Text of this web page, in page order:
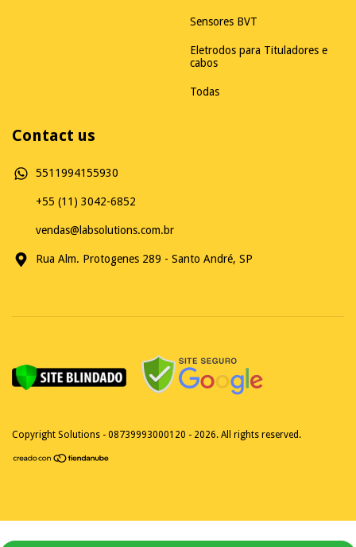
Sensores BVT
Eletrodos para Tituladores e
cabos
Todas
Contact us
5511994155930
+55 (11) 3042-6852
vendas@labsolutions.com.br
Rua Alm. Protogenes 289 - Santo André, SP
Copyright Solutions - 08739993000120 - 2026. All rights reserved.